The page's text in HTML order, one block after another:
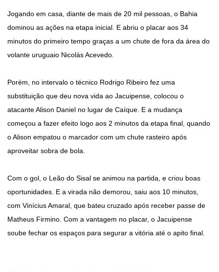
Jogando em casa, diante de mais de 20 mil pessoas, o Bahia
dominou as ações na etapa inicial. E abriu o placar aos 34
minutos do primeiro tempo graças a um chute de fora da área do
volante uruguaio Nicolás Acevedo.
Porém, no intervalo o técnico Rodrigo Ribeiro fez uma
substituição que deu nova vida ao Jacuipense, colocou o
atacante Alison Daniel no lugar de Caíque. E a mudança
começou a fazer efeito logo aos 2 minutos da etapa final, quando
o Alison empatou o marcador com um chute rasteiro após
aproveitar sobra de bola.
Com o gol, o Leão do Sisal se animou na partida, e criou boas
oportunidades. E a virada não demorou, saiu aos 10 minutos,
com Vinícius Amaral, que bateu cruzado após receber passe de
Matheus Firmino. Com a vantagem no placar, o Jacuipense
soube fechar os espaços para segurar a vitória até o apito final.